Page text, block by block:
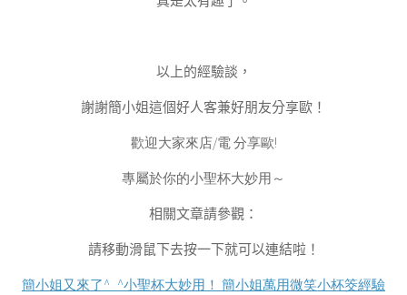
以上的經驗談，
謝謝簡小姐這個好人客兼好朋友分享歐！
歡迎大家來店/電 分享歐!
專屬於你的小聖杯大妙用～
相關文章請參觀：
請移動滑鼠下去按一下就可以連結啦！
簡小姐又來了^_^小聖杯大妙用！ 簡小姐萬用微笑小杯筊經驗